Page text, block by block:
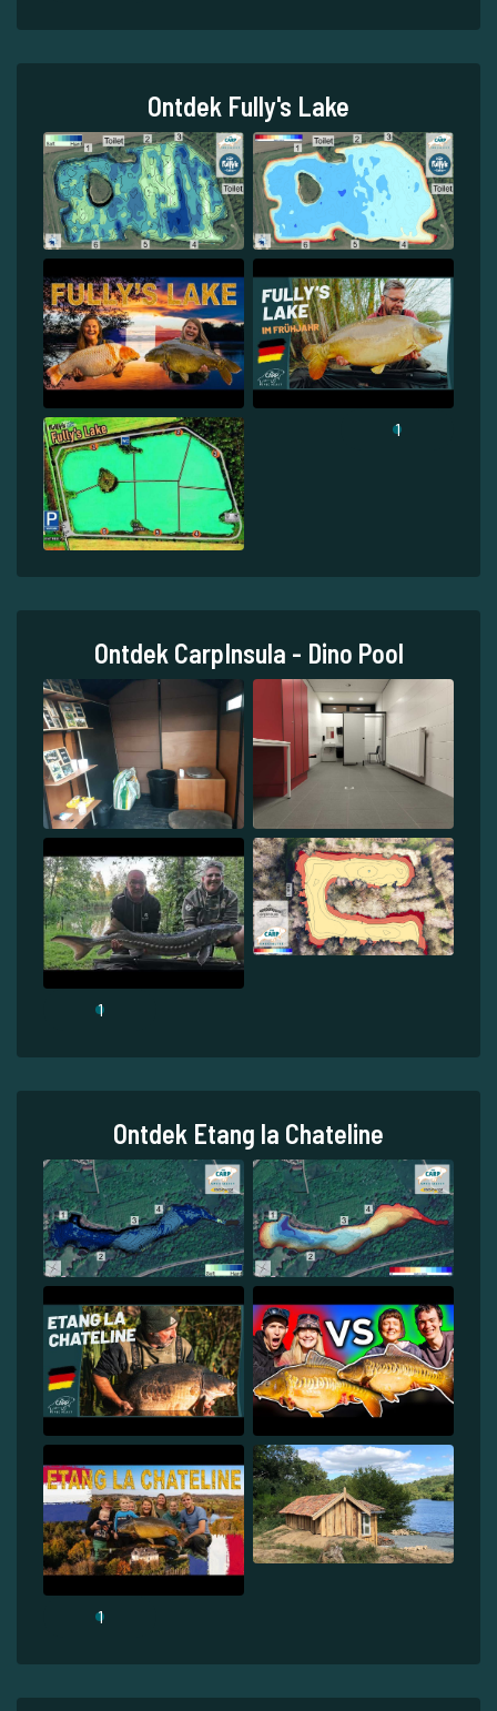
Ontdek Fully's Lake
1
Ontdek CarpInsula - Dino Pool
1
Ontdek Etang la Chateline
1